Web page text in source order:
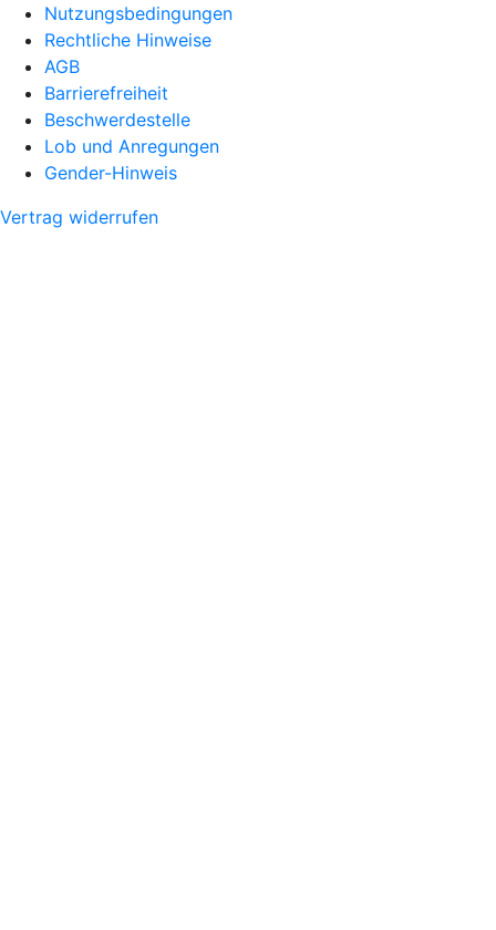
Nutzungsbedingungen
Rechtliche Hinweise
AGB
Barrierefreiheit
Beschwerdestelle
Lob und Anregungen
Gender-Hinweis
Vertrag widerrufen